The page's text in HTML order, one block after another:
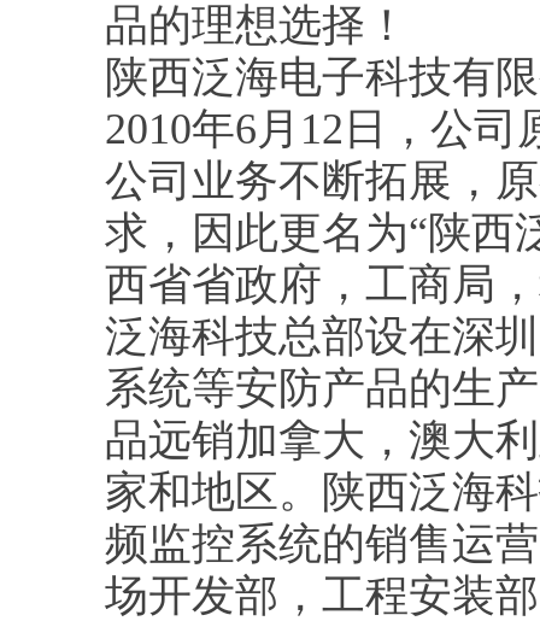
品的理想选择！
陕西泛海电子科技有
2010年6月12日，公
公司业务不断拓展，
求，因此更名为“陕西
西省省政府，工商局
泛海科技总部设在深
系统等安防产品的生
品远销加拿大，澳大
家和地区。陕西泛海
频监控系统的销售运
场开发部，工程安装